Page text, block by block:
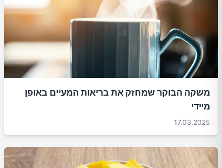
משקה הבוקר שמחזק את בריאות המעיים באופן
מיידי
17.03.2025